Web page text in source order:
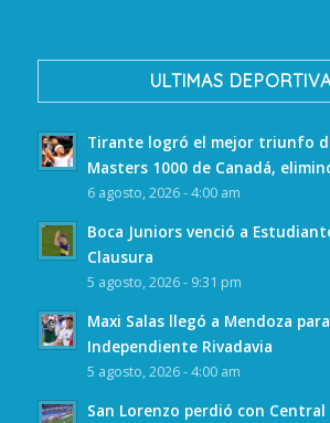
ULTIMAS
Tirante logró el mejor triunfo
Masters 1000 de Canadá,
6 agosto, 2026 - 4:00 am
Boca Juniors venció a
Clausura
5 agosto, 2026 - 9:31 pm
Maxi Salas llegó a Mendoza
Independiente Rivadavia
5 agosto, 2026 - 4:00 am
San Lorenzo perdió con Central